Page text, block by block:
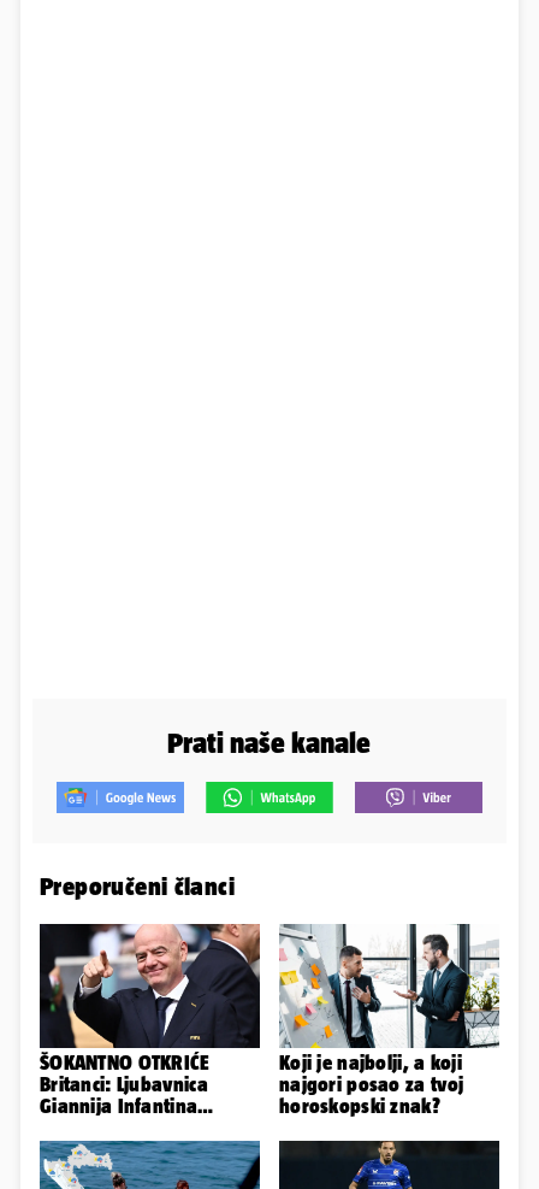
Prati naše kanale
Preporučeni članci
ŠOKANTNO OTKRIĆE
Britanci: Ljubavnica
Giannija Infantina
Uefe!?
Koji je najbolji, a koji
najgori posao za tvoj
horoskopski znak?